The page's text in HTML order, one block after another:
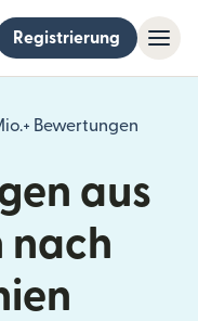
Registrierung
Bewertungen
aus
nach